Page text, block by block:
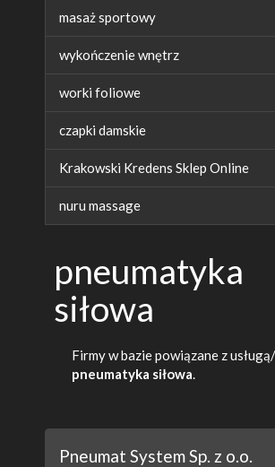
masaż sportowy
wykończenie wnętrz
worki foliowe
czapki damskie
Krakowski Kredens Sklep Online
nuru massage
pneumatyka
siłowa
Firmy w bazie powiązane z
pneumatyka siłowa
Pneumat System Sp. z o.o.